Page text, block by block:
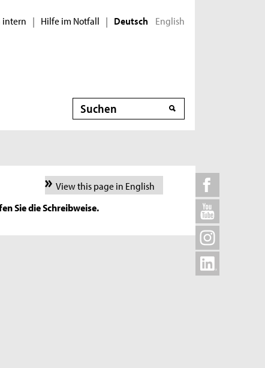
intern | Hilfe im Notfall | Deutsch English
Suche
View this page in English
Sie die Schreibweise.